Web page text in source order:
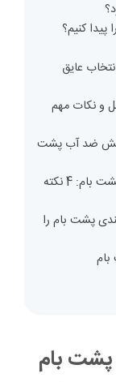
کنیم؟
عایق
پشت بام: 0 تا 100 مراحل و نکات مهم
ضد آب پشت
راهنمای انتخاب عایق رطوبتی ایده‌آل برای پشت بام: 4 نکته
پشت بام را
پشت بام